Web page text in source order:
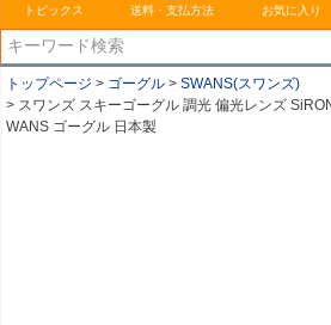
トピックス 送料・支払方法 お気に入り
トップページ ゴーグル
SWANS(スワンズ)
スワンズ スキーゴーグル 調光 偏光レンズ
WANS ゴーグル 日本製